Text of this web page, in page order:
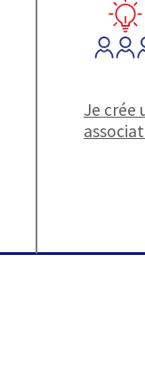
Je crée